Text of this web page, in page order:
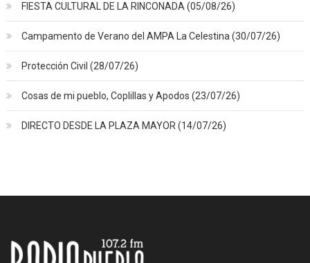
FIESTA CULTURAL DE LA RINCONADA (05/08/26)
Campamento de Verano del AMPA La Celestina (30/07/26)
Protección Civil (28/07/26)
Cosas de mi pueblo, Coplillas y Apodos (23/07/26)
DIRECTO DESDE LA PLAZA MAYOR (14/07/26)